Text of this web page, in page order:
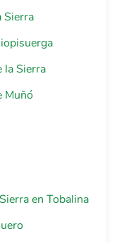
Sierra
la Sierra
Muñó
en Tobalina